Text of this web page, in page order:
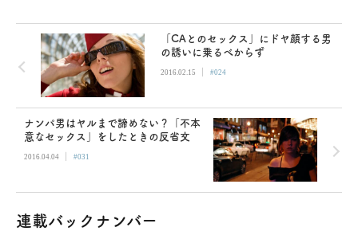
「CAとのセックス」にドヤ顔する男
の誘いに乗るべからず
2016.02.15 | #024
ナンパ男はヤルまで諦めない？「不本
意なセックス」をしたときの反省文
2016.04.04 | #031
連載バックナンバー